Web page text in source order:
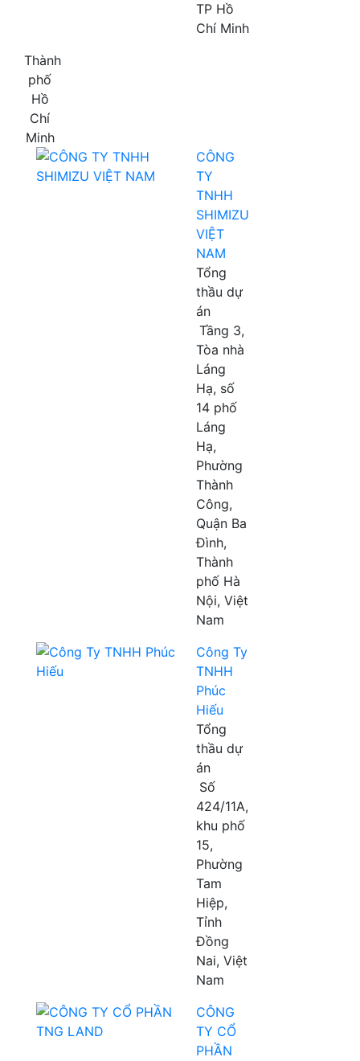
TP Hồ
Chí Minh
Thành
phố
Hồ
Chí
Minh
CÔNG
TY
TNHH
SHIMIZU
VIỆT
NAM
Tổng
thầu dự
án
Tầng 3,
Tòa nhà
Láng
Hạ, số
14 phố
Láng
Hạ,
Phường
Thành
Công,
Quận Ba
Đình,
Thành
phố Hà
Nội, Việt
Nam
Công Ty
TNHH
Phúc
Hiếu
Tổng
thầu dự
án
Số
424/11A,
khu phố
15,
Phường
Tam
Hiệp,
Tỉnh
Đồng
Nai, Việt
Nam
CÔNG
TY CỔ
PHẦN